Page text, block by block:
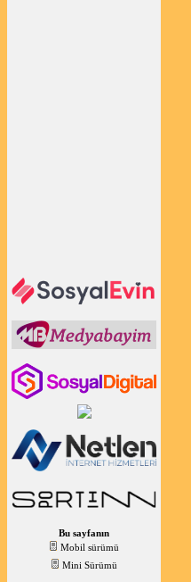
Bu sayfanın
Mobil sürümü
Mini Sürümü